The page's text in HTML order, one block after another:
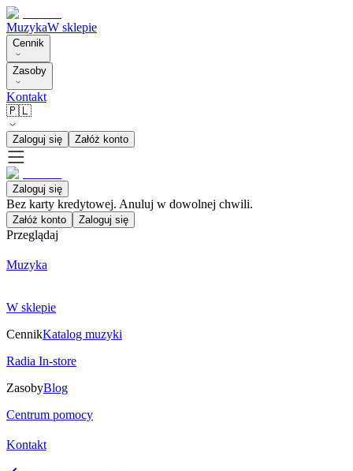
MuzykaW sklepie
Cennik
Zasoby
Kontakt
🇵🇱
Zaloguj się Załóż konto
Zaloguj się
Bez karty kredytowej. Anuluj w dowolnej chwili.
Załóż konto Zaloguj się
Przeglądaj
Muzyka
W sklepie
CennikKatalog muzyki
Radia In-store
ZasobyBlog
Centrum pomocy
Kontakt